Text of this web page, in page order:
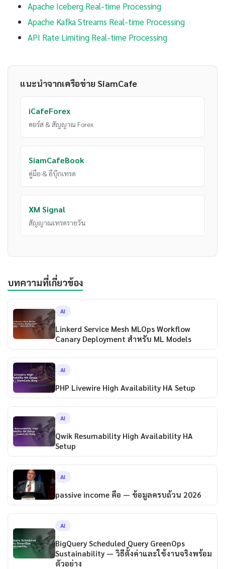
Apache Iceberg Real-time Processing
Apache Kafka Streams Real-time Processing
API Rate Limiting Real-time Processing
แนะนำจากเครือข่าย SiamCafe
iCafeForex
คอร์ส & สัญญาณ Forex
SiamCafeBook
คู่มือ & อีบุ๊กเทรด
XM Signal
สัญญาณเทรดรายวัน
บทความที่เกี่ยวข้อง
AI
Linkerd Service Mesh MLOps Workflow
Canary Deployment สำหรับ ML Models
AI
PHP Livewire High Availability HA Setup
AI
Qwik Resumability High Availability HA
Setup
AI
passive income คือ — ข้อมูลครบถ้วน 2026
AI
BigQuery Scheduled Query GreenOps
Sustainability — วิธีตั้งค่าและใช้งานจริงพร้อม
ตัวอย่าง